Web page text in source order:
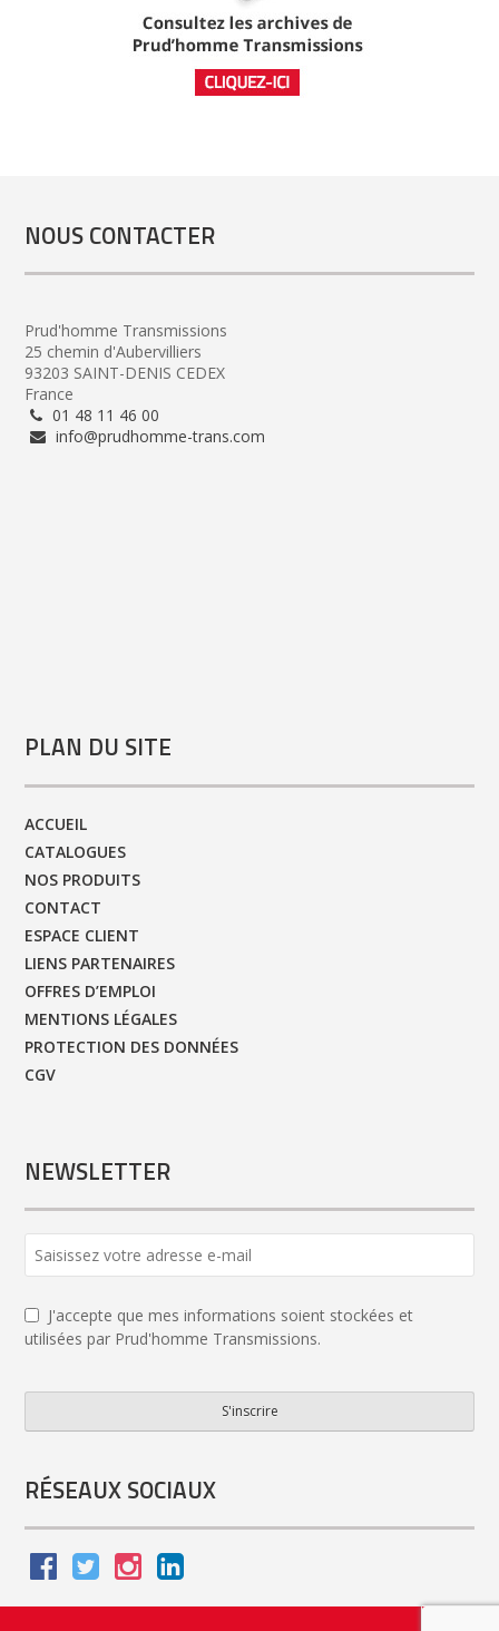
NOUS CONTACTER
Prud'homme Transmissions
25 chemin d'Aubervilliers
93203 SAINT-DENIS CEDEX
France
01 48 11 46 00
info@prudhomme-trans.com
PLAN DU SITE
ACCUEIL
CATALOGUES
NOS PRODUITS
CONTACT
ESPACE CLIENT
LIENS PARTENAIRES
OFFRES D’EMPLOI
MENTIONS LÉGALES
PROTECTION DES DONNÉES
CGV
NEWSLETTER
J'accepte que mes informations soient stockées et
utilisées par Prud'homme Transmissions.
S'inscrire
RÉSEAUX SOCIAUX